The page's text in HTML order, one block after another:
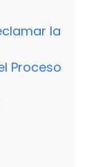
la
Proceso